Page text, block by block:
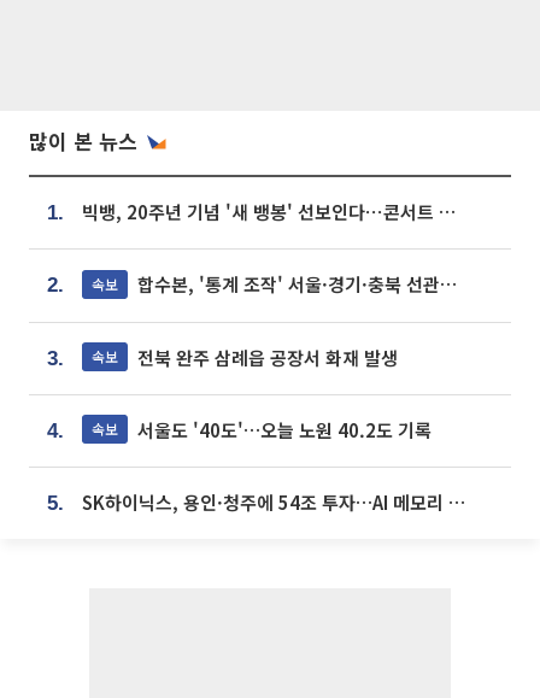
많이 본 뉴스
1. 빅뱅, 20주년 기념 '새 뱅봉' 선보인다⋯콘서트 앞두고 팝업 개최
2. 속보 합수본, '통계 조작' 서울·경기·충북 선관위 등 추가 압수수색
3. 속보 전북 완주 삼례읍 공장서 화재 발생
4. 속보 서울도 '40도'…오늘 노원 40.2도 기록
5. SK하이닉스, 용인·청주에 54조 투자…AI 메모리 생산기지 키운다